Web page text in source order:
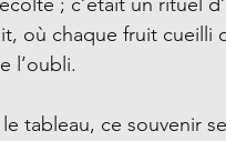
où chaque fruit cueilli
l’oubli.
le tableau, ce souvenir